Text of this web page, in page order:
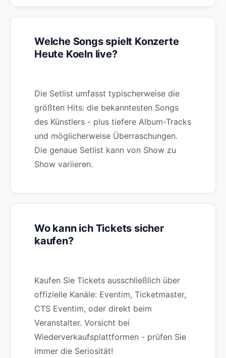
Welche Songs spielt Konzerte
Heute Koeln live?
Die Setlist umfasst typischerweise die
größten Hits: die bekanntesten Songs
des Künstlers - plus tiefere Album-Tracks
und möglicherweise Überraschungen.
Die genaue Setlist kann von Show zu
Show variieren.
Wo kann ich Tickets sicher
kaufen?
Kaufen Sie Tickets ausschließlich über
offizielle Kanäle: Eventim, Ticketmaster,
CTS Eventim, oder direkt beim
Veranstalter. Vorsicht bei
Wiederverkaufsplattformen - prüfen Sie
immer die Seriosität!